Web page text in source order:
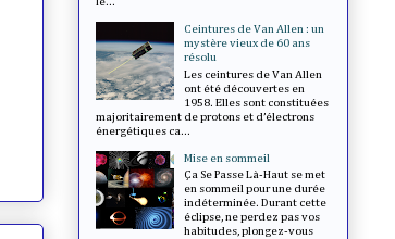
Ceintures de Van Allen : un
mystère vieux de 60 ans
résolu
Les ceintures de Van Allen
ont été découvertes en
1958. Elles sont constituées
majoritairement de protons et d’électrons
énergétiques ca...
Mise en sommeil
Ça Se Passe Là-Haut se met
en sommeil pour une durée
indéterminée. Durant cette
éclipse, ne perdez pas vos
habitudes, plongez-vous